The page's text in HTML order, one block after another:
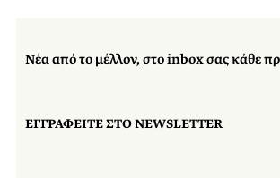
Νέα από το μέλλον, στο inbox σας κάθε
ΕΓΓΡΑΦΕΙΤΕ ΣΤΟ NEWSLETTER